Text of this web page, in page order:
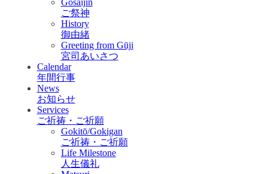
Gosaijin
ご祭神
History
御由緒
Greeting from Gūji
宮司あいさつ
Calendar
年間行事
News
お知らせ
Services
ご祈祷・ご祈願
Gokitō/Gokigan
ご祈祷・ご祈願
Life Milestone
人生儀礼